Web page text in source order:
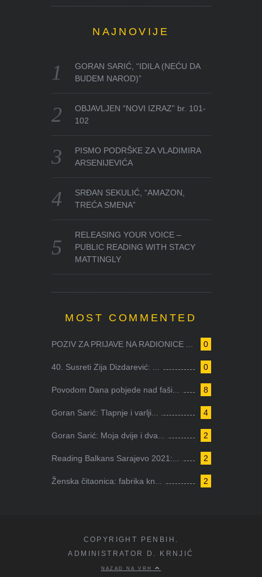
NAJNOVIJE
GORAN SARIĆ, “IDILA (NEĆU DA
BUDEM NAROD)”
OBJAVLJEN “NOVI IZRAZ” br. 101-
102
PISMO PODRŠKE ZA VLADIMIRA
ARSENIJEVIĆA
SRĐAN SEKULIĆ, “AMAZON,
TREĆA SMENA”
RELEASING YOUR VOICE –
PUBLIC READING WITH STACY
MATTINGLY
MOST COMMENTED
0
POZIV ZA PRIJAVE NA RADIONICE ...
0
40. Susreti Zija Dizdarević: ...
8
Povodom Dana pobjede nad faši...
4
Goran Sarić: Tlapnje i varlji...
2
Goran Sarić: Moja dvije i dva...
2
Reading Balkans Sarajevo 2021:...
2
Ženska čitaonica: fabrika kn...
COPYRIGHT PENBIH.
ADMINISTRATOR D. KRNJIĆ
NAZAD NA VRH